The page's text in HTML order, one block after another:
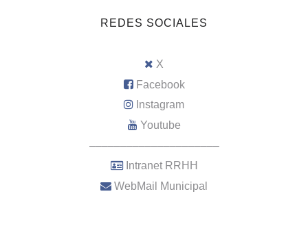
REDES SOCIALES
X
Facebook
Instagram
Youtube
–––––––––––––––––––––
Intranet RRHH
WebMail Municipal